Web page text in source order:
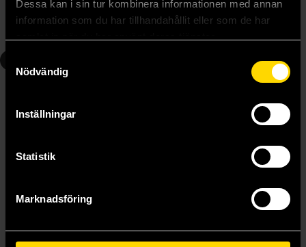
Dessa kan i sin tur kombinera informationen med annan
information som du har tillhandahållit eller som de har
Nödvändig
Inställningar
Statistik
Marknadsföring
Längre leveranstid Längre leveranstid